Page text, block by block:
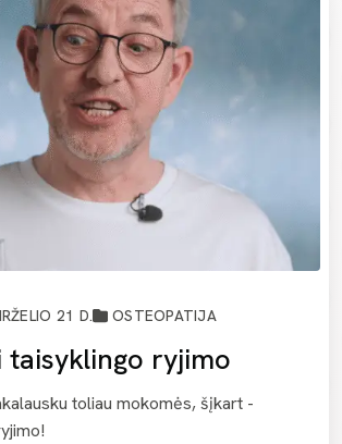
21 D. OSTEOPATIJA
taisyklingo ryjimo
toliau mokomės, šįkart -